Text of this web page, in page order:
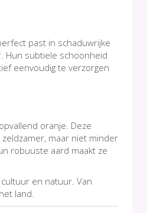
past in schaduwrijke
Hun subtiele schoonheid
eenvoudig te verzorgen
oranje. Deze
maar niet minder
robuuste aard maakt ze
en natuur. Van
land.